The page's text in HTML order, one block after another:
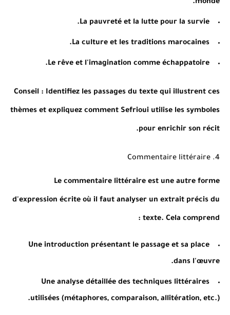
monde.
La pauvreté et la lutte pour la survie.
La culture et les traditions marocaines.
Le rêve et l'imagination comme échappatoire.
Conseil : Identifiez les passages du texte qui illustrent ces
thèmes et expliquez comment Sefrioui utilise les symboles
pour enrichir son récit.
4. Commentaire littéraire
Le commentaire littéraire est une autre forme
d'expression écrite où il faut analyser un extrait précis du
texte. Cela comprend :
Une introduction présentant le passage et sa place
dans l'œuvre.
Une analyse détaillée des techniques littéraires
utilisées (métaphores, comparaison, allitération, etc.).